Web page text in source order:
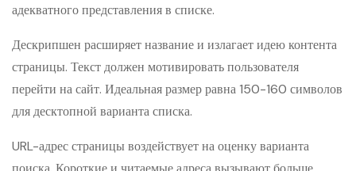
адекватного представления в списке.
Дескрипшен расширяет название и излагает идею контента
страницы. Текст должен мотивировать пользователя
перейти на сайт. Идеальная размер равна 150-160 символов
для десктопной варианта списка.
URL-адрес страницы воздействует на оценку варианта